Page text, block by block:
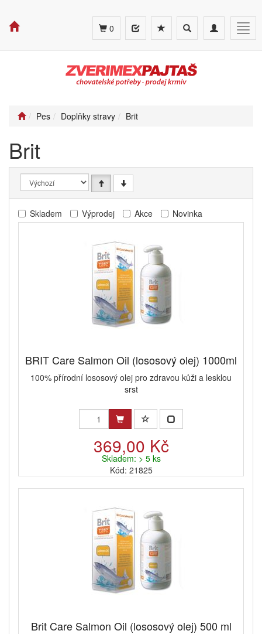
Toggle
navigation
Toggle
search
0
Pes Doplňky stravy Brit
Brit
Skladem Výprodej Akce Novinka
BRIT Care Salmon Oil (lososový olej) 1000ml
100% přírodní lososový olej pro zdravou kůži a lesklou
srst
369,00 Kč
Skladem: > 5 ks
Kód: 21825
Brit Care Salmon Oil (lososový olej) 500 ml